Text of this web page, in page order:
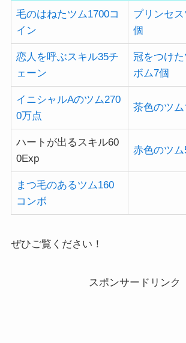
毛のはねたツム1700コ
イン
プリンセ
個
恋人を呼ぶスキル35チ
ェーン
冠をつけ
ボム7個
イニシャルAのツム270
0万点
茶色のツ
ハートが出るスキル60
0Exp
赤色のツ
まつ毛のあるツム160
コンボ
ぜひご覧ください！
スポンサードリンク